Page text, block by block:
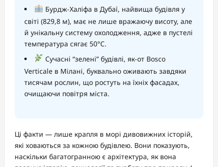
Бурдж-Халіфа в Дубаї, найвища будівля у
світі (829,8 м), має не лише вражаючу висоту, але
й унікальну систему охолодження, адже в пустелі
температура сягає 50°C.
Сучасні “зелені” будівлі, як-от Bosco
Verticale в Мілані, буквально оживають завдяки
тисячам рослин, що ростуть на їхніх фасадах,
очищаючи повітря міста.
Ці факти — лише крапля в морі дивовижних історій,
які ховаються за кожною будівлею. Вони показують,
наскільки багатогранною є архітектура, як вона